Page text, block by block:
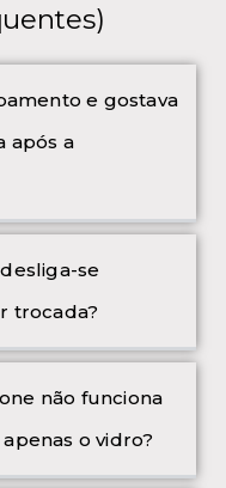
e gostava
após a
se
trocada?
não funciona
o vidro?